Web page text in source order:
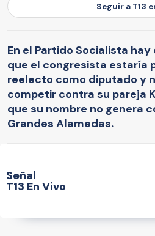
Seguir a T13
En el Partido Socialista
que el congresista estaría
reelecto como diputado y
competir contra su pareja
que su nombre no genera
Grandes Alamedas.
Señal
T13 En Vivo